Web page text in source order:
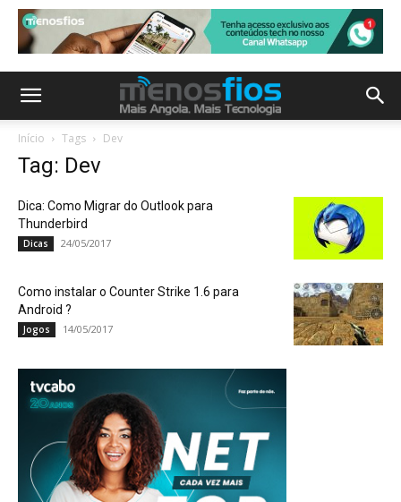
Início Tags Dev
Tag: Dev
Dica: Como Migrar do Outlook para
Thunderbird
Dicas 24/05/2017
Como instalar o Counter Strike 1.6 para
Android ?
Jogos 14/05/2017